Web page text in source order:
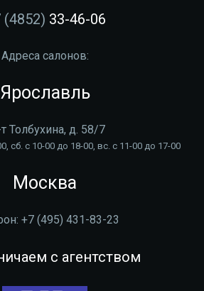
(4852) 33-46-06
Адреса салонов:
Ярославль
Толбухина, д. 58/7
сб. с 10-00 до 18-00, вс. с 11-00 до 17-00
Москва
+7 (495) 431-83-23
с агентством